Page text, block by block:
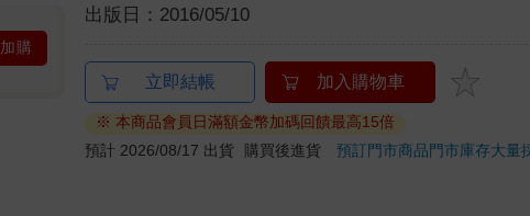
加購
出版日： 2016/05/10
立即結帳 加入購物車
※ 本商品會員日滿額金幣加碼回饋最高15倍
預計 2026/08/17 出貨
購買後進貨預訂門市商品門市庫存大量